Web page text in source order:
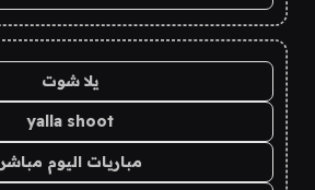
يلا شوت
yalla shoot
مباريات اليوم مباشر